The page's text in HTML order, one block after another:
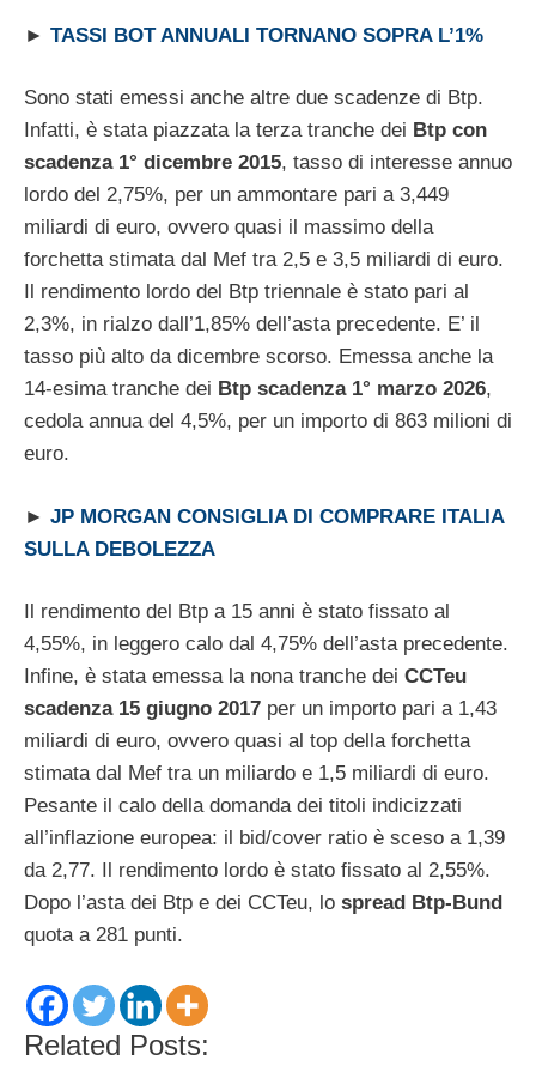
► TASSI BOT ANNUALI TORNANO SOPRA L’1%
Sono stati emessi anche altre due scadenze di Btp.
Infatti, è stata piazzata la terza tranche dei Btp con
scadenza 1° dicembre 2015, tasso di interesse annuo
lordo del 2,75%, per un ammontare pari a 3,449
miliardi di euro, ovvero quasi il massimo della
forchetta stimata dal Mef tra 2,5 e 3,5 miliardi di euro.
Il rendimento lordo del Btp triennale è stato pari al
2,3%, in rialzo dall’1,85% dell’asta precedente. E’ il
tasso più alto da dicembre scorso. Emessa anche la
14-esima tranche dei Btp scadenza 1° marzo 2026,
cedola annua del 4,5%, per un importo di 863 milioni di
euro.
► JP MORGAN CONSIGLIA DI COMPRARE ITALIA
SULLA DEBOLEZZA
Il rendimento del Btp a 15 anni è stato fissato al
4,55%, in leggero calo dal 4,75% dell’asta precedente.
Infine, è stata emessa la nona tranche dei CCTeu
scadenza 15 giugno 2017 per un importo pari a 1,43
miliardi di euro, ovvero quasi al top della forchetta
stimata dal Mef tra un miliardo e 1,5 miliardi di euro.
Pesante il calo della domanda dei titoli indicizzati
all’inflazione europea: il bid/cover ratio è sceso a 1,39
da 2,77. Il rendimento lordo è stato fissato al 2,55%.
Dopo l’asta dei Btp e dei CCTeu, lo spread Btp-Bund
quota a 281 punti.
Related Posts: